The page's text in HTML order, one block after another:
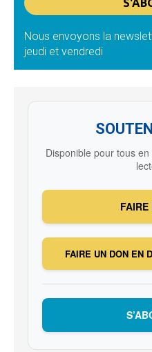
Nous envoyons la
jeudi et vendredi
Disponible pour tous
FAIRE
FAIRE UN DON EN